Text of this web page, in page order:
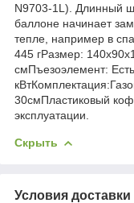
N9703-1L). Длинный
баллоне начинает
тепле, например в
445 гРазмер:
смПъезоэлемент:
30смПластиковый
эксплуатации.
Скрыть
Условия доставки